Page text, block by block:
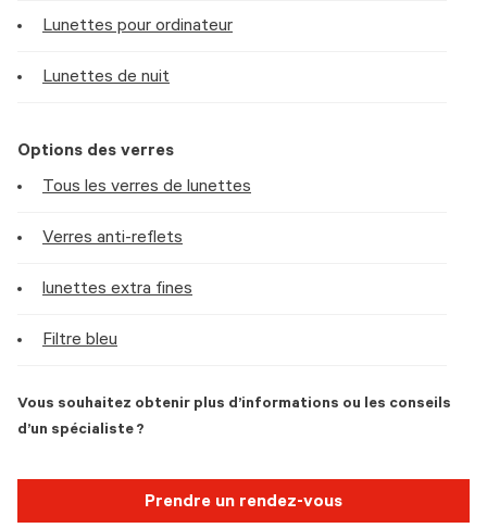
Lunettes pour ordinateur
Lunettes de nuit
Options des verres
Tous les verres de lunettes
Verres anti-reflets
lunettes extra fines
Filtre bleu
Vous souhaitez obtenir plus d’informations ou les conseils
d’un spécialiste ?
Prendre un rendez-vous